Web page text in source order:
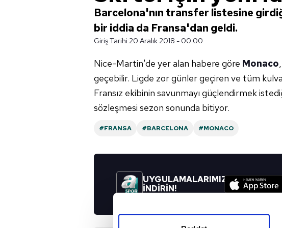
Barcelona'nın transfer listesine
bir iddia da Fransa'dan geldi.
Giriş Tarihi:20 Aralık 2018 - 00:00
Nice-Martin'de yer alan habere göre Monaco
geçebilir. Ligde zor günler geçiren ve tüm
Fransız ekibinin savunmayı güçlendirmek
sözleşmesi sezon sonunda bitiyor.
#FRANSA #BARCELONA #MONACO
UYGULAMALARIMIZI
İNDİRİN!